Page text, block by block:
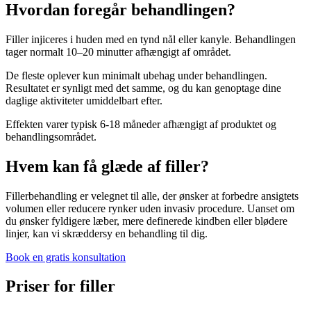
Hvordan foregår behandlingen?
Filler injiceres i huden med en tynd nål eller kanyle. Behandlingen
tager normalt 10–20 minutter afhængigt af området.
De fleste oplever kun minimalt ubehag under behandlingen.
Resultatet er synligt med det samme, og du kan genoptage dine
daglige aktiviteter umiddelbart efter.
Effekten varer typisk 6-18 måneder afhængigt af produktet og
behandlingsområdet.
Hvem kan få glæde af filler?
Fillerbehandling er velegnet til alle, der ønsker at forbedre ansigtets
volumen eller reducere rynker uden invasiv procedure. Uanset om
du ønsker fyldigere læber, mere definerede kindben eller blødere
linjer, kan vi skræddersy en behandling til dig.
Book en gratis konsultation
Priser for filler